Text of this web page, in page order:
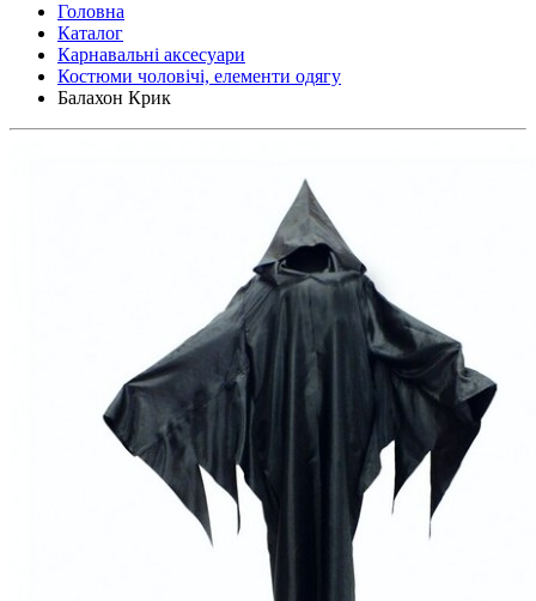
Головна
Каталог
Карнавальні аксесуари
Костюми чоловічі, елементи одягу
Балахон Крик